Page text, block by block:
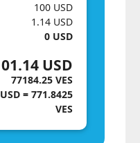
100 USD
1.14 USD
0 USD
USD
77184.25 VES
= 771.8425
VES